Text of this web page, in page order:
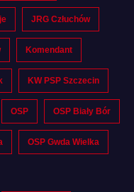
JRG Człuchów
Komendant
KW PSP Szczecin
OSP OSP Biały Bór
OSP Gwda Wielka